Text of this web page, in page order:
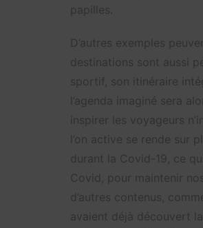
papilles.
D’autres exemples
destinations sont aussi
sportif, son itinéraire
l’agenda imaginé sera
inspirer les voyageurs
l’on active se rende sur
durant la Covid-19, ce
Covid, pour maintenir
d’autres contenus,
avaient déjà découvert